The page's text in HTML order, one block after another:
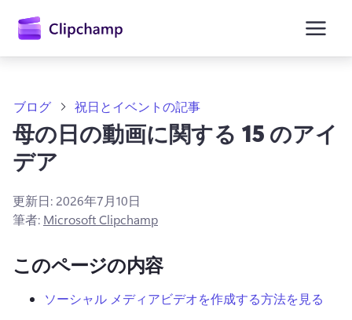
テ
ブログ 祝日とイベントの記事
母の日の動画に関する 15 のアイ
デア
更新日: 2026年7月10日
筆者: Microsoft Clipchamp
このページの内容
ソーシャル メディアビデオを作成する方法を見る